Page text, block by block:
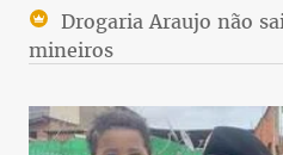
Drogaria Araujo não
mineiros